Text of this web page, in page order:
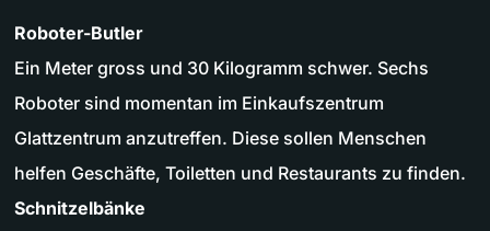
Roboter-Butler
Ein Meter gross und 30 Kilogramm schwer. Sechs
Roboter sind momentan im Einkaufszentrum
Glattzentrum anzutreffen. Diese sollen Menschen
helfen Geschäfte, Toiletten und Restaurants zu finden.
Schnitzelbänke